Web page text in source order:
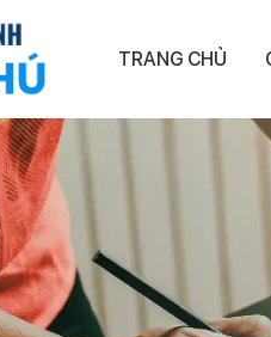
TRANG CHỦ